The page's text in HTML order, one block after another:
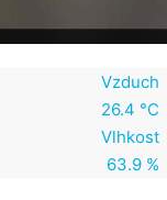
Vzduch
26.4 °C
Vlhkost
63.9 %